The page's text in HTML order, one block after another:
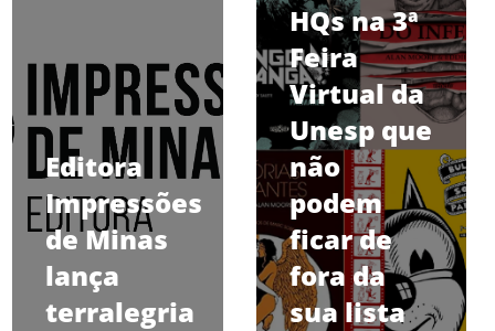
Editora
Impressões
de Minas
lança
terralegria
HQs na 3ª
Feira
Virtual da
Unesp que
não
podem
ficar de
fora da
sua lista